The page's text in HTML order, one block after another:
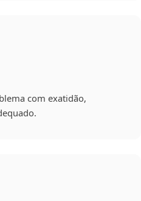
com exatidão,